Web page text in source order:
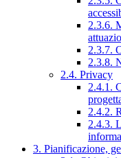
2.3.6.
2.3.7.
2.3.8.
2.4. Privacy
2.4.1.
2.4.2.
2.4.3.
3. Pianificazione,